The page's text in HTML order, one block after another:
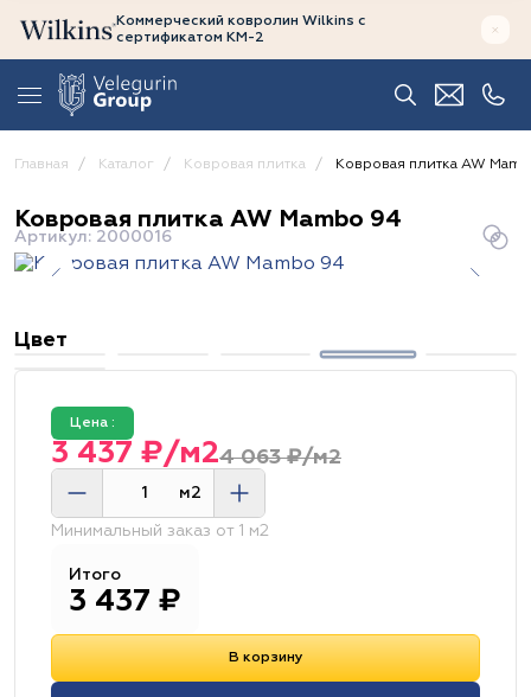
Коммерческий ковролин Wilkins с
сертификатом КМ-2
Главная Каталог Ковровая плитка Ковровая плитка AW
Ковровая плитка AW Mambo 94
Артикул: 2000016
Цвет
Цена :
4 063 ₽/м2
3 437 ₽/м2
м2
Минимальный заказ от 1 м2
Итого
3 437 ₽
В корзину